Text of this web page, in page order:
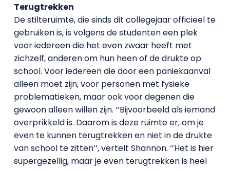
Terugtrekken
De stilteruimte, die sinds dit collegejaar officieel te
gebruiken is, is volgens de studenten een plek
voor iedereen die het even zwaar heeft met
zichzelf, anderen om hun heen of de drukte op
school. Voor iedereen die door een paniekaanval
alleen moet zijn, voor personen met fysieke
problematieken, maar ook voor degenen die
gewoon alleen willen zijn. ‘’Bijvoorbeeld als iemand
overprikkeld is. Daarom is deze ruimte er, om je
even te kunnen terugtrekken en niet in de drukte
van school te zitten’’, vertelt Shannon. ‘’Het is hier
supergezellig, maar je even terugtrekken is heel